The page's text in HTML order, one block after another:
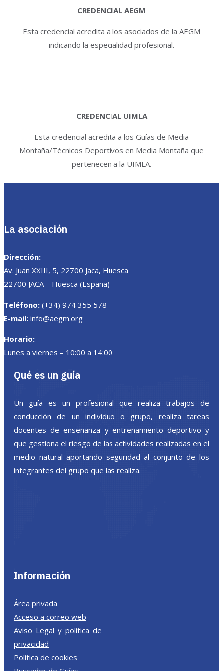
CREDENCIAL AEGM
Esta credencial acredita a los asociados de la AEGM
indicando la especialidad profesional.
CREDENCIAL UIMLA
Esta credencial acredita a los Guías de Media
Montaña/Técnicos Deportivos en Media Montaña que
pertenecen a la UIMLA.
La asociación
Dirección:
Av. Juan XXIII, 5, 22700 Jaca, Huesca
22700 JACA – Huesca (España)
Teléfono: (+34) 974 355 578
E-mail: info@aegm.org
Horario:
Lunes a viernes – 10:00 a 14:00
Qué es un guía
Un guía es un profesional que realiza trabajos de
conducción de un individuo o grupo, realiza tareas
docentes de enseñanza y entrenamiento deportivo y
que gestiona el riesgo de las actividades realizadas en el
medio natural aportando seguridad al conjunto de los
integrantes del grupo que las realiza.
Información
Área privada
Acceso a correo web
Aviso Legal y política de
privacidad
Política de cookies